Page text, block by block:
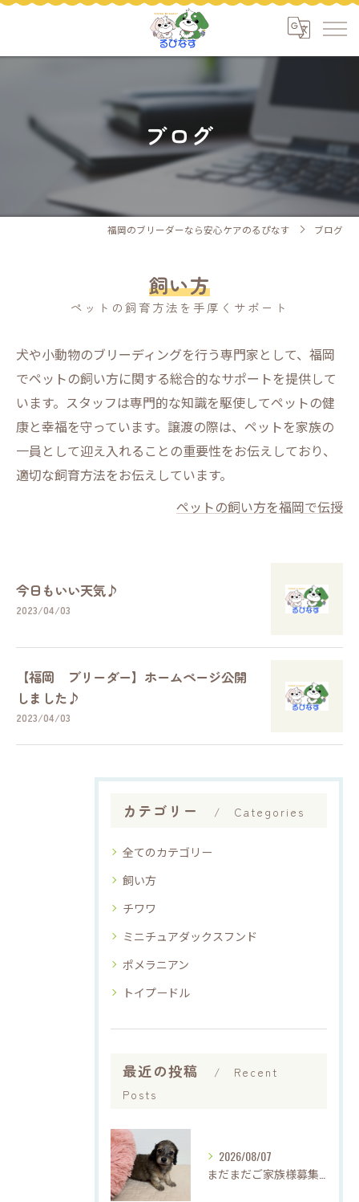
ブログ
福岡のブリーダーなら安心ケアのるぴなす ブログ
飼い方
ペットの飼育方法を手厚くサポート
犬や小動物のブリーディングを行う専門家として、福岡
でペットの飼い方に関する総合的なサポートを提供して
います。スタッフは専門的な知識を駆使してペットの健
康と幸福を守っています。譲渡の際は、ペットを家族の
一員として迎え入れることの重要性をお伝えしており、
適切な飼育方法をお伝えしています。
ペットの飼い方を福岡で伝授
今日もいい天気♪
2023/04/03
【福岡 ブリーダー】ホームページ公開
しました♪
2023/04/03
カテゴリー Categories
全てのカテゴリー
飼い方
チワワ
ミニチュアダックスフンド
ポメラニアン
トイプードル
最近の投稿
Recent
Posts
2026/08/07